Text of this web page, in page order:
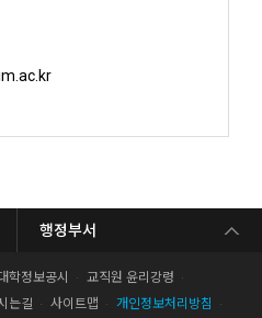
행정부서
학정보공시
교직원 윤리강령
는길 사이트맵
개인정보처리방침